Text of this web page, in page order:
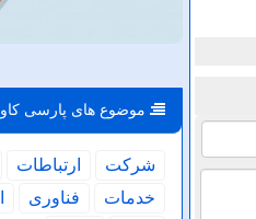
موضوع های پارسی كاو
شركت ارتباطات
خدمات
فناوری